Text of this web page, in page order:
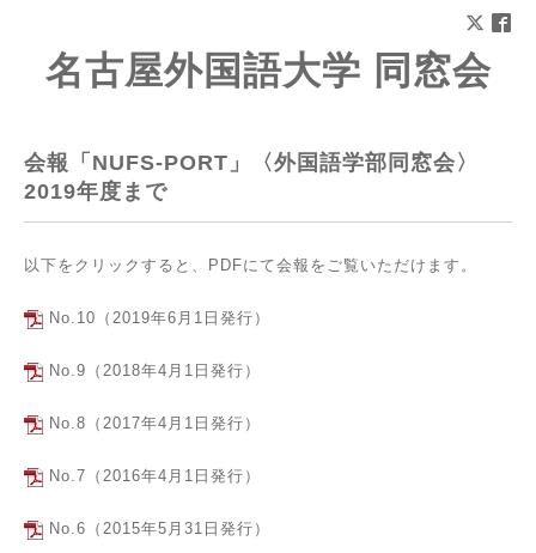
名古屋外国語大学 同窓会
会報「NUFS-PORT」〈外国語学部同窓会〉
2019年度まで
以下をクリックすると、PDFにて会報をご覧いただけます。
No.10（2019年6月1日発行）
No.9（2018年4月1日発行）
No.8（2017年4月1日発行）
No.7（2016年4月1日発行）
No.6（2015年5月31日発行）